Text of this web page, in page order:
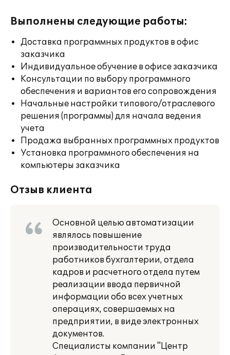
Выполнены следующие работы:
Доставка программных продуктов в офис
заказчика
Индивидуальное обучение в офисе заказчика
Консультации по выбору программного
обеспечения и вариантов его сопровождения
Начальные настройки типового/отраслевого
решения (программы) для начала ведения
учета
Продажа выбранных программных продуктов
Установка программного обеспечения на
компьютеры заказчика
Отзыв клиента
Основной целью автоматизации
являлось повышение
производительности труда
работников бухгалтерии, отдела
кадров и расчетного отдела путем
реализации ввода первичной
информации обо всех учетных
операциях, совершаемых на
предприятии, в виде электронных
документов.
Специалисты компании "Центр